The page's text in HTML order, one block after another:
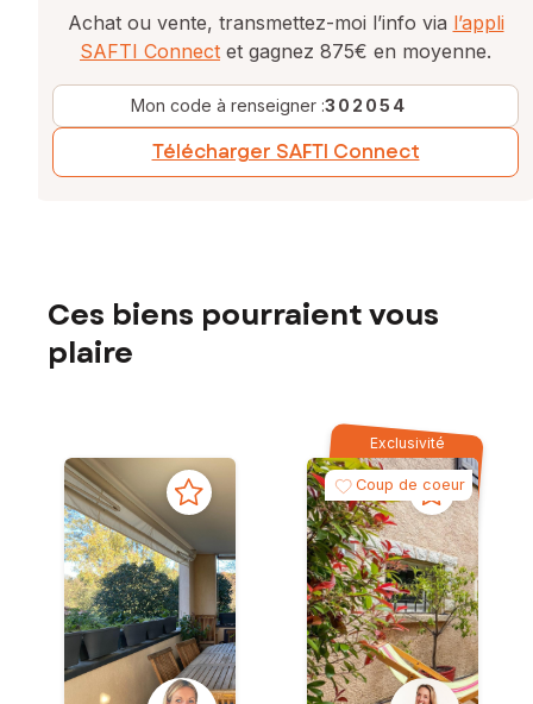
Achat ou vente, transmettez-moi l’info via l’appli
SAFTI Connect et gagnez 875€ en moyenne.
Mon code à renseigner :302054
Télécharger SAFTI Connect
Ces biens pourraient vous
plaire
Exclusivité
Coup de coeur